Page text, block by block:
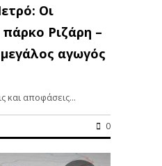
Οι
Ριζάρη –
αγωγός
και αποφάσεις...
0